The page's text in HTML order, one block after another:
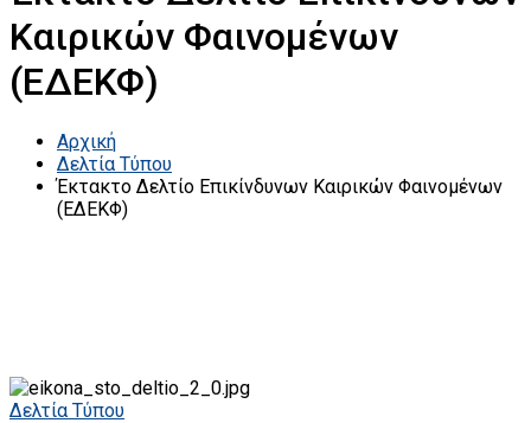
Καιρικών Φαινομένων
(ΕΔΕΚΦ)
Αρχική
Δελτία Τύπου
Έκτακτο Δελτίο Επικίνδυνων Καιρικών Φαινομένων
(ΕΔΕΚΦ)
Δελτία Τύπου